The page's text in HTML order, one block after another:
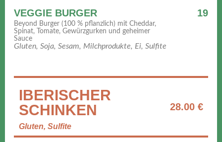
VEGGIE BURGER 19
Beyond Burger (100 % pflanzlich) mit Cheddar,
Spinat, Tomate, Gewürzgurken und geheimer
Sauce
Gluten, Soja, Sesam, Milchprodukte, Ei, Sulfite
IBERISCHER
SCHINKEN
Gluten, Sulfite
28.00 €